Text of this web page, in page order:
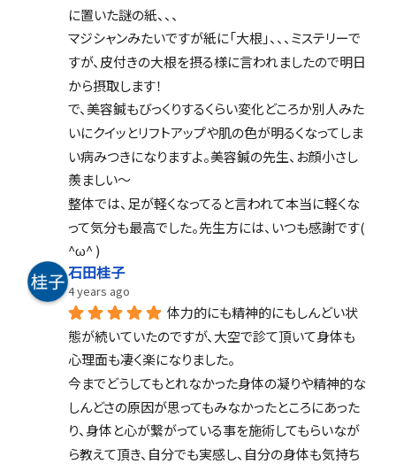
に置いた謎の紙、、、
マジシャンみたいですが紙に「大根」、、、ミステリーで
すが、皮付きの大根を摂る様に言われましたので明日
から摂取します！
で、美容鍼もびっくりするくらい変化どころか別人みた
いにクイッとリフトアップや肌の色が明るくなってしま
い病みつきになりますよ。美容鍼の先生、お顔小さし
羨ましい〜
整体では、足が軽くなってると言われて本当に軽くな
って気分も最高でした。先生方には、いつも感謝です(
^ω^ )
石田桂子
4 years ago
体力的にも精神的にもしんどい状
態が続いていたのですが、大空で診て頂いて身体も
心理面も凄く楽になりました。
今までどうしてもとれなかった身体の凝りや精神的な
しんどさの原因が思ってもみなかったところにあった
り、身体と心が繋がっている事を施術してもらいなが
ら教えて頂き、自分でも実感し、自分の身体も気持ち